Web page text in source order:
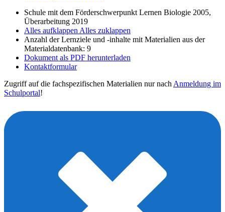
Schule mit dem Förderschwerpunkt Lernen Biologie 2005,
Überarbeitung 2019
Alles aufklappen Alles zuklappen
Anzahl der Lernziele und -inhalte mit Materialien aus der
Materialdatenbank: 9
Dokument als PDF herunterladen
Kontaktformular
Zugriff auf die fachspezifischen Materialien nur nach Anmeldung im
Schulportal!